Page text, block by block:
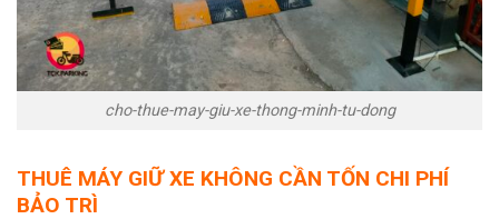
cho-thue-may-giu-xe-thong-minh-tu-dong
THUÊ MÁY GIỮ XE KHÔNG CẦN TỐN CHI PHÍ
BẢO TRÌ